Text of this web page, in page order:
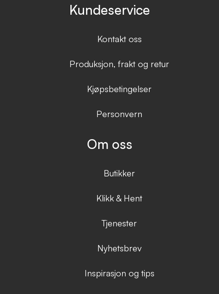
Kundeservice
Kontakt oss
Produksjon, frakt og retur
Kjøpsbetingelser
Personvern
Om oss
Butikker
Klikk & Hent
Tjenester
Nyhetsbrev
Inspirasjon og tips